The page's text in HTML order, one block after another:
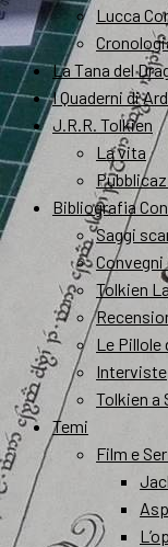
Lucca
La Tana del
I Quaderni di
J.R.R. Tolkien
La vita
Bibliografia
Saggi
Tolkien
Le Pillole
Interviste
Tolkien a
Temi
Film e